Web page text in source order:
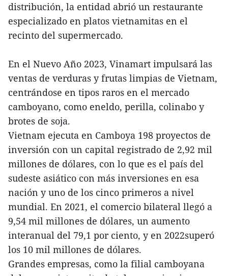
distribución, la entidad abrió un restaurante
especializado en platos vietnamitas en el
recinto del supermercado.
En el Nuevo Año 2023, Vinamart impulsará las
ventas de verduras y frutas limpias de Vietnam,
centrándose en tipos raros en el mercado
camboyano, como eneldo, perilla, colinabo y
brotes de soja.
Vietnam ejecuta en Camboya 198 proyectos de
inversión con un capital registrado de 2,92 mil
millones de dólares, con lo que es el país del
sudeste asiático con más inversiones en esa
nación y uno de los cinco primeros a nivel
mundial. En 2021, el comercio bilateral llegó a
9,54 mil millones de dólares, un aumento
interanual del 79,1 por ciento, y en 2022superó
los 10 mil millones de dólares.
Grandes empresas, como la filial camboyana